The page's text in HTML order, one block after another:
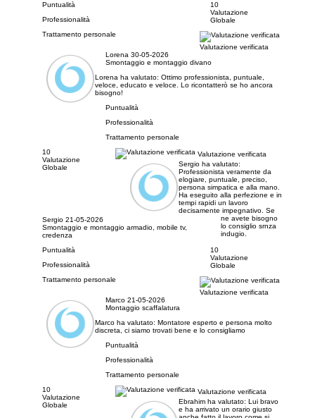
Puntualità
Professionalità
Trattamento personale
10
Valutazione
Globale
Valutazione verificata
Lorena 30-05-2026
Smontaggio e montaggio divano
Lorena ha valutato: Ottimo professionista, puntuale,
veloce, educato e veloce. Lo ricontatterò se ho ancora
bisogno!
Puntualità
Professionalità
Trattamento personale
10
Valutazione
Globale
Valutazione verificata
Sergio 21-05-2026
Smontaggio e montaggio armadio, mobile tv,
credenza
Sergio ha valutato:
Professionista veramente da
elogiare, puntuale, preciso,
persona simpatica e alla mano.
Ha eseguito alla perfezione e in
tempi rapidi un lavoro
decisamente impegnativo. Se
ne avete bisogno
lo consiglio srnza
indugio.
Puntualità
Professionalità
Trattamento personale
10
Valutazione
Globale
Valutazione verificata
Marco 21-05-2026
Montaggio scaffalatura
Marco ha valutato: Montatore esperto e persona molto
discreta, ci siamo trovati bene e lo consigliamo
Puntualità
Professionalità
Trattamento personale
10
Valutazione
Globale
Valutazione verificata
Ebrahim ha valutato: Lui bravo
e ha arrivato un orario giusto